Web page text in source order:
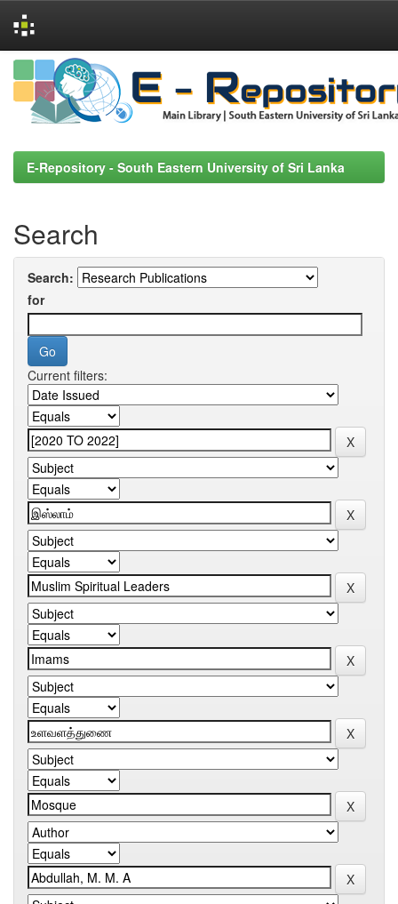
Skip
navigation
E-Repository - South Eastern University of Sri Lanka
Search
Search:
for
Current filters: